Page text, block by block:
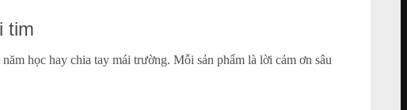
tim
học hay chia tay mái trường. Mỗi sản phẩm là lời cảm ơn sâu